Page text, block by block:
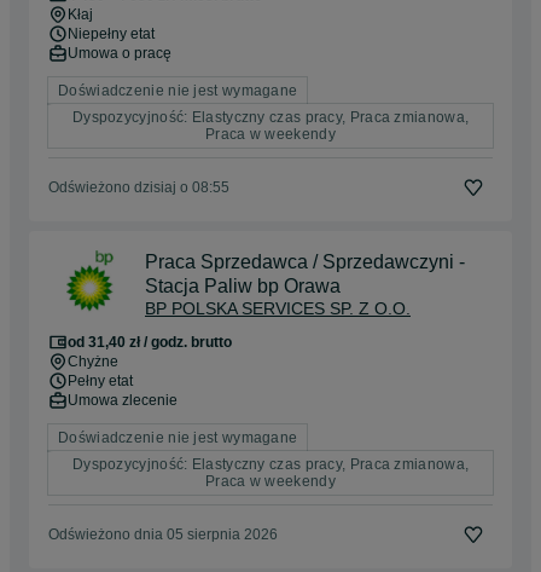
Kłaj
Niepełny etat
Umowa o pracę
Doświadczenie nie jest wymagane
Dyspozycyjność: Elastyczny czas pracy, Praca zmianowa,
Praca w weekendy
Odświeżono dzisiaj o 08:55
Praca Sprzedawca / Sprzedawczyni -
Stacja Paliw bp Orawa
BP POLSKA SERVICES SP. Z O.O.
od 31,40 zł / godz. brutto
Chyżne
Pełny etat
Umowa zlecenie
Doświadczenie nie jest wymagane
Dyspozycyjność: Elastyczny czas pracy, Praca zmianowa,
Praca w weekendy
Odświeżono dnia 05 sierpnia 2026